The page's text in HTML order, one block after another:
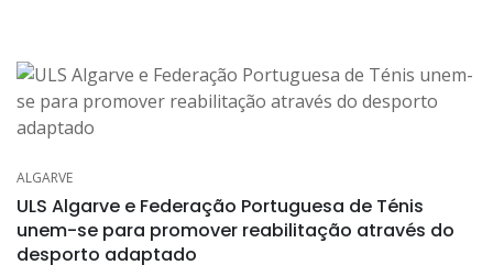
ALGARVE
ULS Algarve e Federação Portuguesa de Ténis
unem-se para promover reabilitação através do
desporto adaptado